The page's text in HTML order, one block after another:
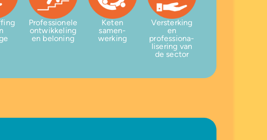
Professionele
ontwikkeling
en beloning
Keten
samen-
werking
Versterking
en
professiona-
lisering van
de sector